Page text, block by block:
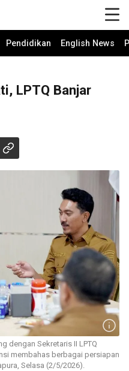
Pendidikan English News
LPTQ Banjar
dengan Sekretaris II LPTQ
membahas berbagai persiapan
Selasa (2/5/2026).